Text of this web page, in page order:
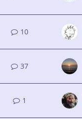
10
37
1